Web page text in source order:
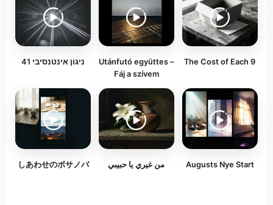
ניגון אינטנסיבי 41
Utánfutó együttes –
Fáj a szívem
The Cost of Each 9
しあわせのボサノバ من غيري يا حبيبي Augusts Nye Start